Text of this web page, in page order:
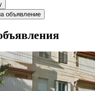
объявление